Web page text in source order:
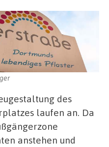
des
laufen an. Da
anstehen und